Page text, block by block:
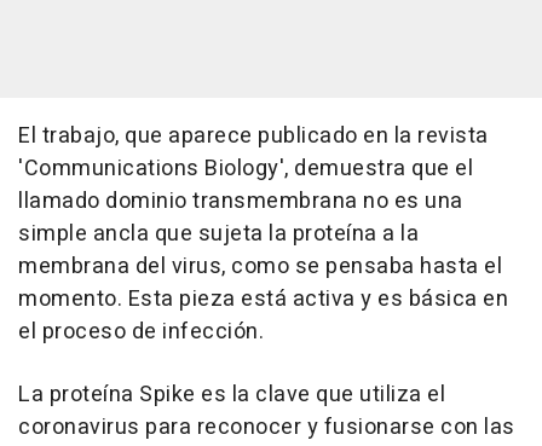
El trabajo, que aparece publicado en la revista
'Communications Biology', demuestra que el
llamado dominio transmembrana no es una
simple ancla que sujeta la proteína a la
membrana del virus, como se pensaba hasta el
momento. Esta pieza está activa y es básica en
el proceso de infección.
La proteína Spike es la clave que utiliza el
coronavirus para reconocer y fusionarse con las